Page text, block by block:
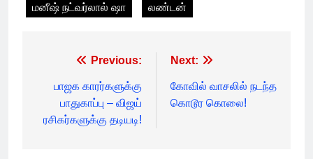
மனீஷ் நட்வர்லால் ஷா லண்டன்
navigation
Previous:
பாஜக காரர்களுக்கு
பாதுகாப்பு – விஜய்
ரசிகர்களுக்கு தடியடி!
Next:
கோவில் வாசலில் நடந்த
கொடூர கொலை!